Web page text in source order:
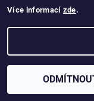
Více informací zde.